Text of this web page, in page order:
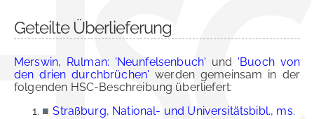
Geteilte Überlieferung
Merswin, Rulman: 'Neunfelsenbuch' und 'Buoch von
den drien durchbrüchen' werden gemeinsam in der
folgenden HSC-Beschreibung überliefert:
■ Straßburg, National- und Universitätsbibl., ms.